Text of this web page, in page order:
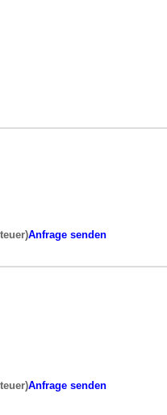
Anfrage senden
Anfrage senden